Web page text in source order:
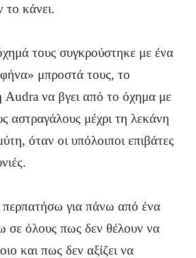
το κάνει.
τους συγκρούστηκε με ένα
μπροστά τους, το
Audra να βγει από το όχημα με
αστραγάλους μέχρι τη λεκάνη
όταν οι υπόλοιποι επιβάτες
για πάνω από ένα
σε όλους πως δεν θέλουν να
και πως δεν αξίζει να